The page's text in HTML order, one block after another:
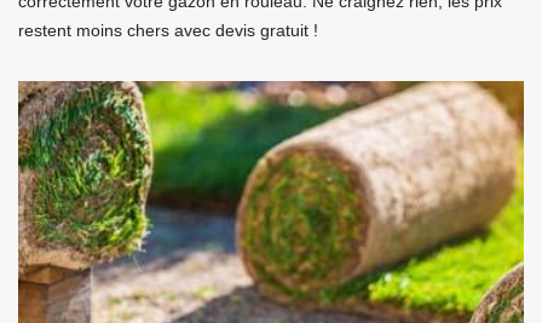
restent moins chers avec devis gratuit !